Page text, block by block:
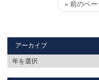
« 前のペー
アーカイブ